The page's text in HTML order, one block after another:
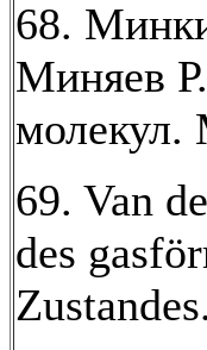
68.
Миняев
69. Van
des